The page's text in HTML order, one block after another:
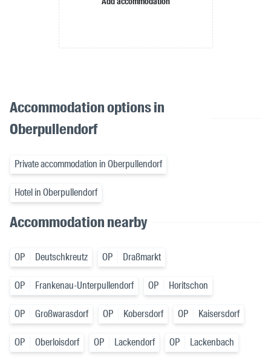
Accommodation options in
Oberpullendorf
Private accommodation in Oberpullendorf
Hotel in Oberpullendorf
Accommodation nearby
OP Deutschkreutz OP Draßmarkt
OP Frankenau-Unterpullendorf OP Horitschon
OP Großwarasdorf OP Kobersdorf OP Kaisersdorf
OP Oberloisdorf OP Lackendorf OP Lackenbach